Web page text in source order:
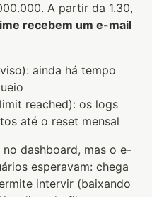
A partir da 1.30,
recebem um e-mail
ainda há tempo
reached): os logs
até o reset mensal
dashboard, mas o e-
esperavam: chega
intervir (baixando